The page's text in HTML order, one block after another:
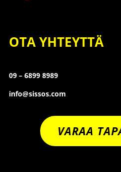
OTA YHTEYTTÄ
09 – 6899 8989
info@sissos.com
VARAA